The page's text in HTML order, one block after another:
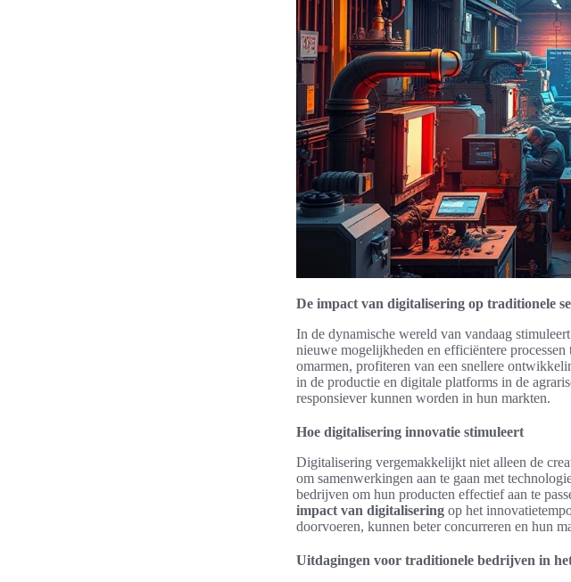
De impact van digitalisering op traditionele
In de dynamische wereld van vandaag
nieuwe mogelijkheden en efficiëntere
omarmen, profiteren van een snellere
in de productie en digitale platforms in de
responsiever kunnen worden in hun markten.
Hoe digitalisering innovatie stimuleert
Digitalisering vergemakkelijkt niet alleen de
om samenwerkingen aan te gaan met
bedrijven om hun producten effectief aan te
impact van digitalisering op het
doorvoeren, kunnen beter concurreren en hun
Uitdagingen voor traditionele bedrijven in